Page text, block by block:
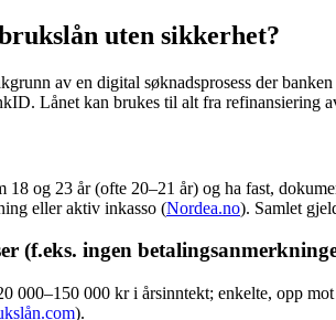
uten sikkerhet?
av en digital søknadsprosess der
Lånet kan brukes til alt fra
og 23 år (ofte 20–21 år) og ha fast,
eller aktiv inkasso (Nordea.no). Samlet
(f.eks. ingen
000–150 000 kr i årsinntekt; enkelte, opp
).